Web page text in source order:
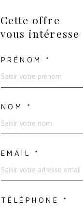
Cette offre
vous intéresse
PRÉNOM *
NOM *
EMAIL *
TÉLÉPHONE *